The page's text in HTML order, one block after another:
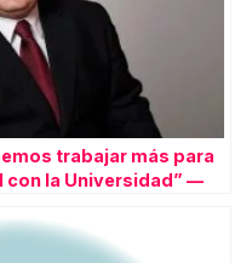
trabajar más para
con la Universidad” —